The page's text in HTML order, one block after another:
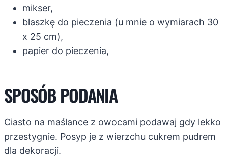
mikser,
blaszkę do pieczenia (u mnie o wymiarach 30
x 25 cm),
papier do pieczenia,
SPOSÓB PODANIA
Ciasto na maślance z owocami podawaj gdy lekko
przestygnie. Posyp je z wierzchu cukrem pudrem
dla dekoracji.